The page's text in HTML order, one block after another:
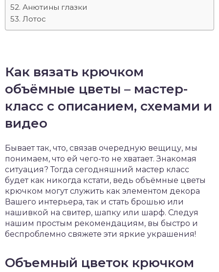
Анютины глазки
Лотос
Как вязать крючком
объёмные цветы – мастер-
класс с описанием, схемами и
видео
Бывает так, что, связав очередную вещицу, мы
понимаем, что ей чего-то не хватает. Знакомая
ситуация? Тогда сегодняшний мастер класс
будет как никогда кстати, ведь объёмные цветы
крючком могут служить как элементом декора
Вашего интерьера, так и стать брошью или
нашивкой на свитер, шапку или шарф. Следуя
нашим простым рекомендациям, вы быстро и
беспроблемно свяжете эти яркие украшения!
Объемный цветок крючком